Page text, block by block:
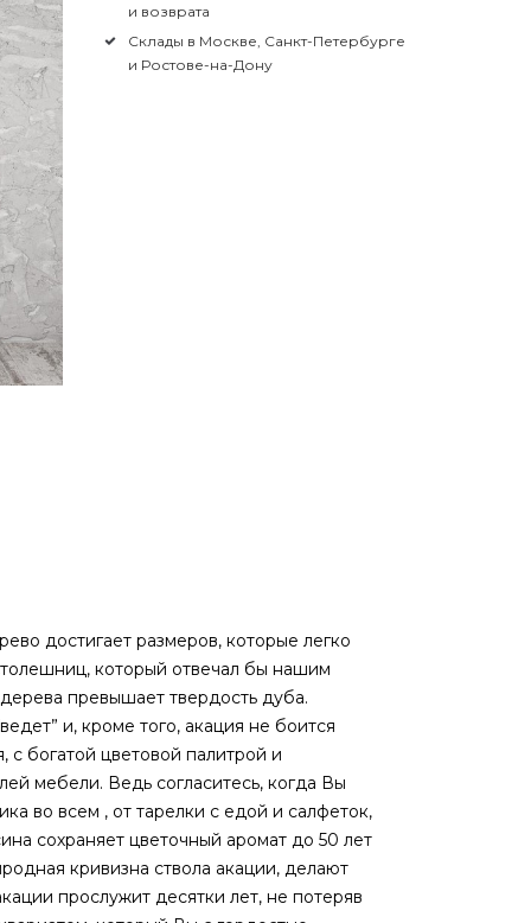
и возврата
Склады в Москве, Санкт-Петербурге
и Ростове-на-Дону
достигает размеров, которые легко
который отвечал бы нашим
превышает твердость дуба.
и, кроме того, акация не боится
с богатой цветовой палитрой и
мебели. Ведь согласитесь, когда Вы
во всем , от тарелки с едой и салфеток,
сохраняет цветочный аромат до 50 лет
кривизна ствола акации, делают
прослужит десятки лет, не потеряв